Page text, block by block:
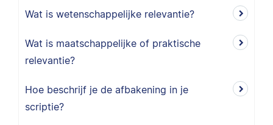
Wat is wetenschappelijke relevantie?
Wat is maatschappelijke of praktische
relevantie?
Hoe beschrijf je de afbakening in je
scriptie?